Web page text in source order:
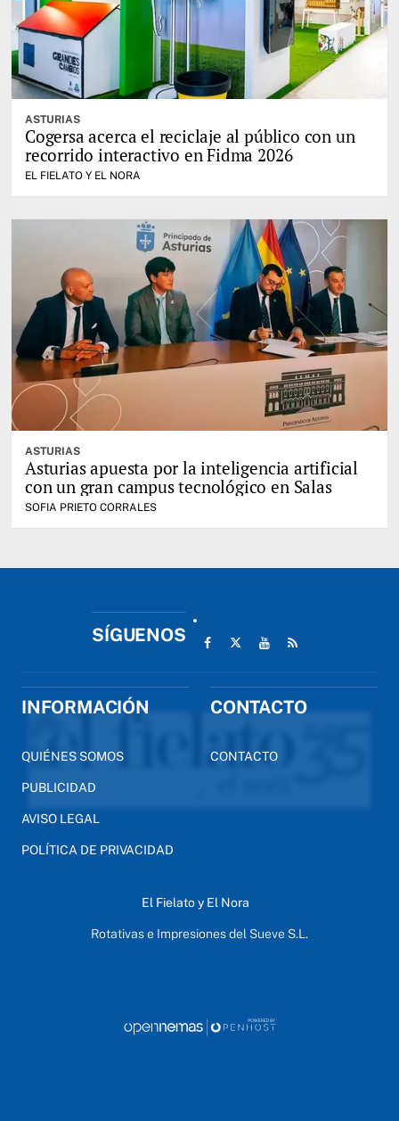
ASTURIAS
Cogersa acerca el reciclaje al público con un
recorrido interactivo en Fidma 2026
EL FIELATO Y EL NORA
ASTURIAS
Asturias apuesta por la inteligencia artificial
con un gran campus tecnológico en Salas
SOFIA PRIETO CORRALES
SÍGUENOS
INFORMACIÓN
QUIÉNES SOMOS
PUBLICIDAD
AVISO LEGAL
POLÍTICA DE PRIVACIDAD
CONTACTO
CONTACTO
El Fielato y El Nora
Rotativas e Impresiones del Sueve S.L.